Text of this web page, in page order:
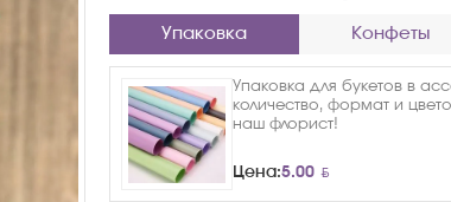
Упаковка Конфеты
Упаковка для букетов в
количество, формат и
наш флорист!
Цена:5.00 BYN